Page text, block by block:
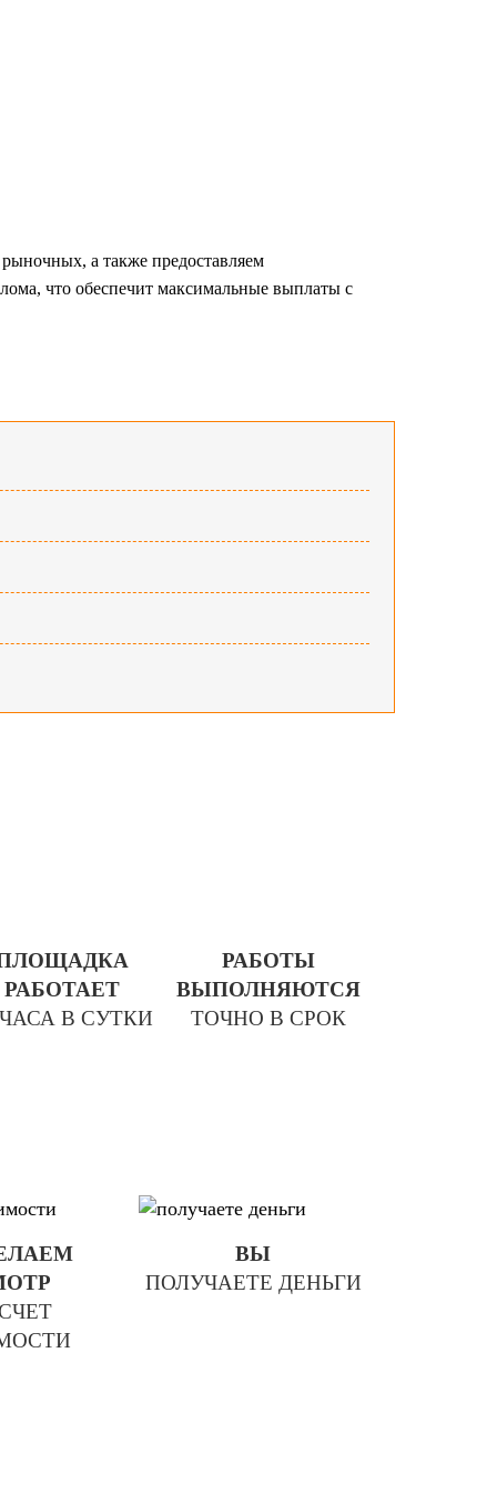
а также предоставляем
что обеспечит максимальные выплаты с
РАБОТАЕТ
ЧАСА В СУТКИ
РАБОТЫ
ВЫПОЛНЯЮТСЯ
ТОЧНО В СРОК
ВЫ
ПОЛУЧАЕТЕ ДЕНЬГИ